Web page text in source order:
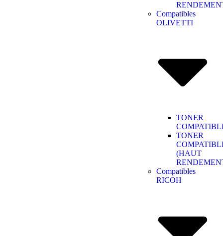
Compatibles
OLIVETTI
TONER
TONER
(HAUT
Compatibles
RICOH